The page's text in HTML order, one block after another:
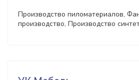
Производство пиломатериалов,
производство, Производство